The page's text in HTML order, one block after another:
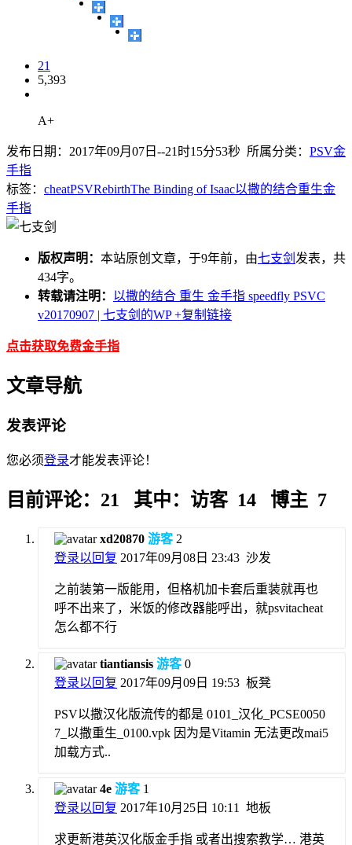
21
5,393
A+
发布日期：2017年09月07日--21时15分53秒 所属分类： PSV金
手指
标签： cheatPSVRebirthThe Binding of Isaac以撒的结合重生金
手指
版权声明： 本站原创文章，于9年前，由七支剑 发表，共
434字。
转载请注明： 以撒的结合 重生 金手指 speedfly PSVC
v20170907 | 七支剑的WP+复制链接
点击获取免费金手指
文章导航
发表评论
您必须登录才能发表评论！
目前评论：21 其中：访客 14 博主 7
xd20870 游客 2
登录以回复 2017年09月08日 23:43 沙发
之前装第一版能用，但格机加卡套后重装就再也
呼不出来了，米饭的修改器能呼出，就psvitacheat
怎么都不行
tiantiansis 游客 0
登录以回复 2017年09月09日 19:53 板凳
PSV以撒汉化版流传的都是 0101_汉化_PCSE0050
7_以撒重生_0100.vpk 因为是Vitamin 无法更改mai5
加载方式..
4e 游客 1
登录以回复 2017年10月25日 10:11 地板
求更新港英汉化版金手指 或者出搜索教学… 港英